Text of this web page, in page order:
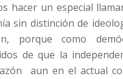
hacer un especial
sin distinción de
porque como
de que la
aun en el actual